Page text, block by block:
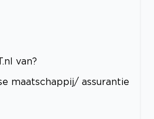
van?
maatschappij/ assurantie